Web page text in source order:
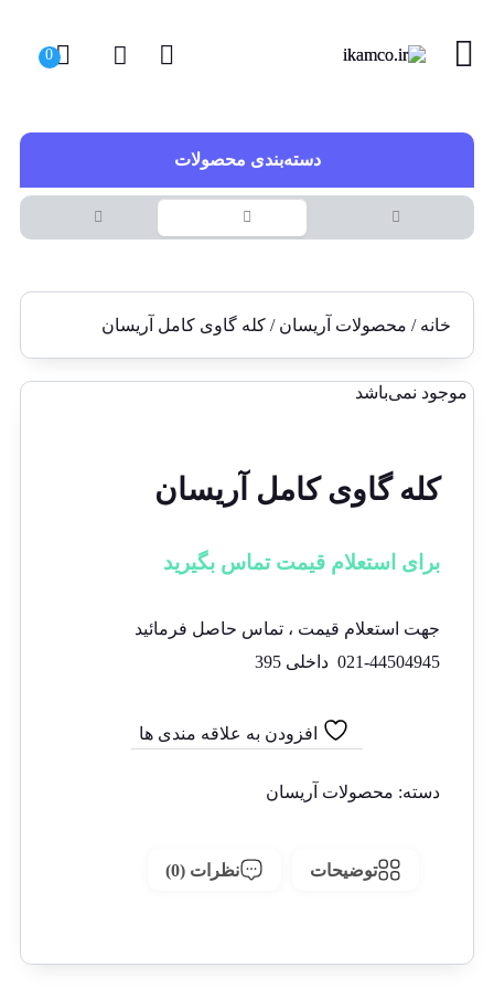
دسته‌بندی محصولات
خانه / محصولات آریسان / کله گاوی کامل آریسان
موجود نمی‌باشد
کله گاوی کامل آریسان
برای استعلام قیمت تماس بگیرید
جهت استعلام قیمت ، تماس حاصل فرمائید
021-44504945 داخلی 395
افزودن به علاقه مندی ها
دسته: محصولات آریسان
توضیحات نظرات (0)